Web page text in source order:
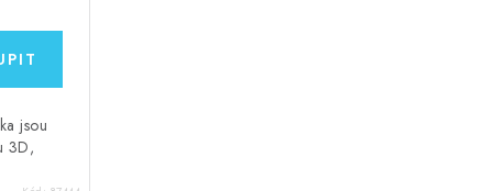
jsou
3D,